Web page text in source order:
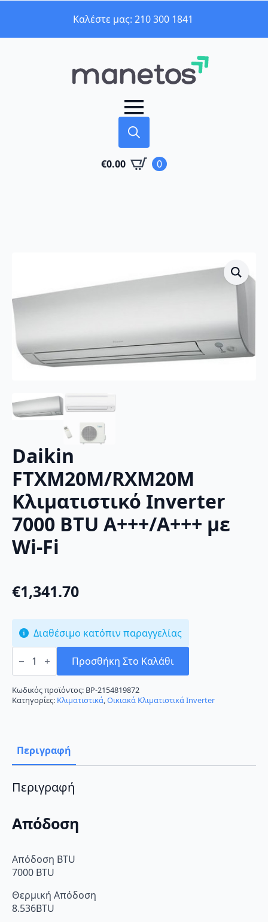
Καλέστε μας: 210 300 1841
for:
€0.00 0
Daikin
FTXM20M/RXM20M
Κλιματιστικό Inverter
7000 BTU A+++/A+++ με
Wi-Fi
€1,341.70
Διαθέσιμο κατόπιν παραγγελίας
Daikin
FTXM20M/RXM20M
Inverter
7000
BTU
A+++/A+++
ποσότητα
Προσθήκη Στο Καλάθι
Κωδικός προϊόντος: BP-2154819872
Κατηγορίες: Κλιματιστικά,Οικιακά Κλιματιστικά Inverter
Περιγραφή
Περιγραφή
Απόδοση
Απόδοση BTU
7000 BTU
Θερμική Απόδοση
8.536BTU